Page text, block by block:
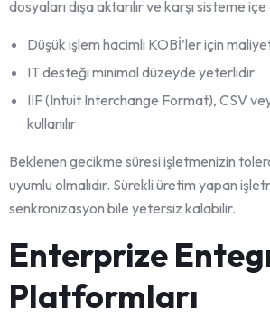
dosyaları dışa aktarılır ve karşı sisteme
Düşük işlem hacimli KOBİ’ler için
IT desteği minimal düzeyde yeterlidir
IIF (Intuit Interchange Format), CSV
kullanılır
Beklenen gecikme süresi işletmenizin
uyumlu olmalıdır. Sürekli üretim yapan
senkronizasyon bile yetersiz kalabilir.
Enterprize
Platformları